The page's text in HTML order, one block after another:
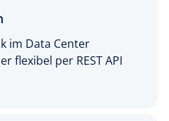
im Data Center
flexibel per REST API